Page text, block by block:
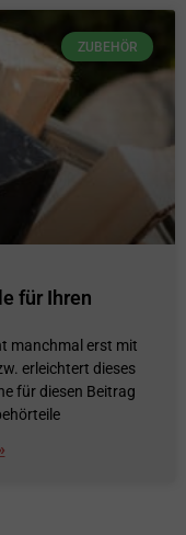
ZUBEHÖR
für Ihren
manchmal erst mit
erleichtert dieses
für diesen Beitrag